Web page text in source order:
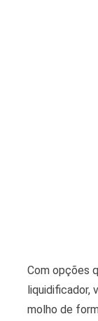
Com opções
liquidificador,
molho de